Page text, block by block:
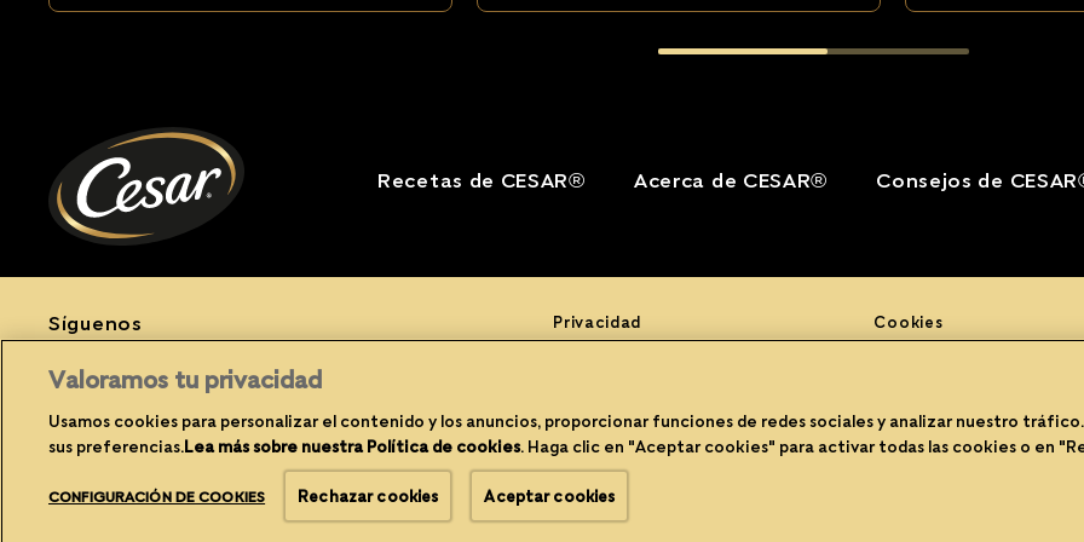
Recetas de CESAR® Acerca de CESAR® Consejos de
Síguenos Privacidad
(opens in new window) Cookies
(opens in new window)
Configuración de cookies
Valoramos tu privacidad
Usamos cookies para personalizar el contenido y los anuncios, proporcionar funciones de redes sociales y analizar nuestro
sus preferencias.Lea más sobre nuestra Política de cookies(opens in a new tab)
. Haga clic en "Aceptar cookies" para activar todas las cookies o en
CONFIGURACIÓN DE COOKIES Rechazar cookies Aceptar cookies